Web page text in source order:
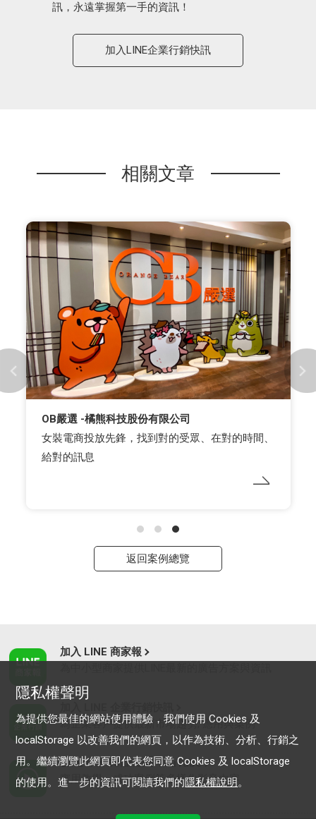
訊，永遠掌握第一手的資訊！
加入LINE企業行銷快訊
相關文章
OB嚴選 -橘熊科技股份有限公司
女裝電商投放先鋒，找到對的受眾、在對的時間、
給對的訊息
返回案例總覽
加入 LINE 商家報
為企業客戶提供最新市場趨勢, 應用與案例
LINE Biz-Solutions YouTube
實用教學、成功案例等多樣化影音內容
隱私權聲明
為提供您最佳的網站使用體驗，我們使用 Cookies 及
localStorage 以改善我們的網頁，以作為技術、分析、行銷之
用。繼續瀏覽此網頁即代表您同意 Cookies 及 localStorage
的使用。進一步的資訊可閱讀我們的隱私權說明。